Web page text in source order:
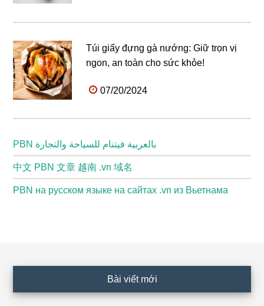
Túi giấy đựng gà nướng: Giữ trọn vị
ngon, an toàn cho sức khỏe!
07/20/2024
PBN بالعربية فيتنام للسياحة والتجارة
中文 PBN 文章 越南 .vn 域名
PBN на русском языке на сайтах .vn из Вьетнама
Bài viết mới